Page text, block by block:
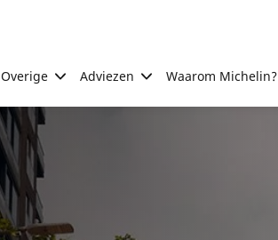
Overige Adviezen Waarom Michelin?